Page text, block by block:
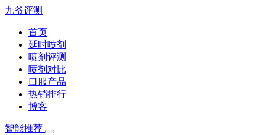
九爷评测
首页
延时喷剂
喷剂评测
喷剂对比
口服产品
热销排行
博客
智能推荐